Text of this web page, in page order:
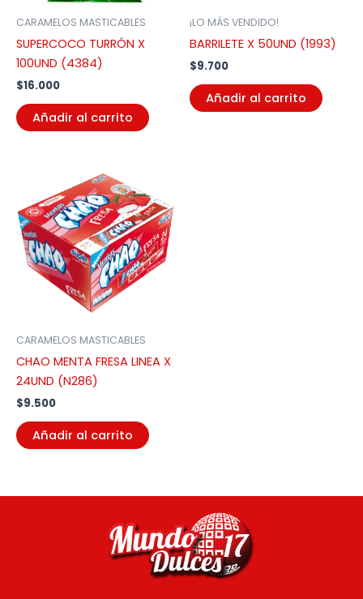
CARAMELOS MASTICABLES
SUPERCOCO TURRÓN X
100UND (4384)
$16.000
Añadir al carrito
¡LO MÁS VENDIDO!
BARRILETE X 50UND (1993)
$9.700
Añadir al carrito
CARAMELOS MASTICABLES
CHAO MENTA FRESA LINEA X
24UND (N286)
$9.500
Añadir al carrito